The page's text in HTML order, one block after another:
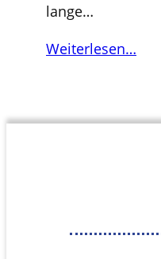
lange…
Weiterlesen…